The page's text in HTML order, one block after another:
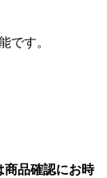
です。
商品確認にお時